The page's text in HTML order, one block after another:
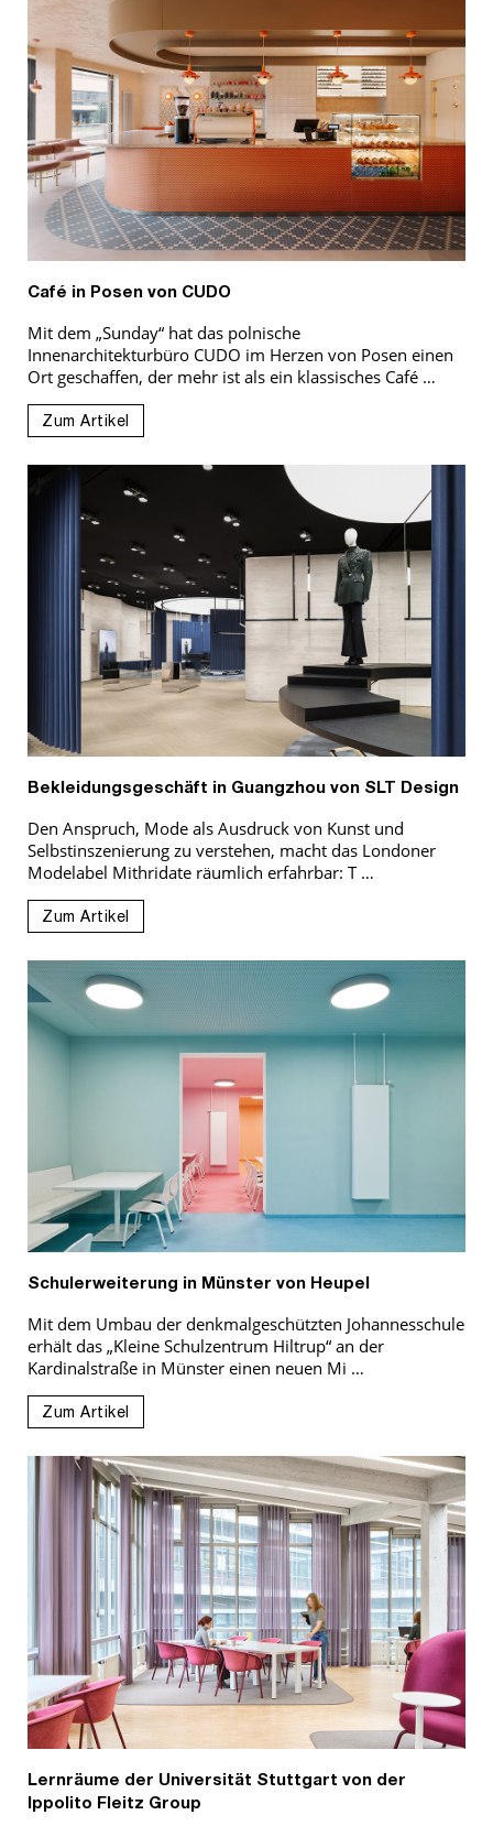
Café in Posen von CUDO
Mit dem „Sunday“ hat das polnische
Innenarchitekturbüro CUDO im Herzen von Posen einen
Ort geschaffen, der mehr ist als ein klassisches Café …
Zum Artikel
Bekleidungsgeschäft in Guangzhou von SLT Design
Den Anspruch, Mode als Ausdruck von Kunst und
Selbstinszenierung zu verstehen, macht das Londoner
Modelabel Mithridate räumlich erfahrbar: T …
Zum Artikel
Schulerweiterung in Münster von Heupel
Mit dem Umbau der denkmalgeschützten Johannesschule
erhält das „Kleine Schulzentrum Hiltrup“ an der
Kardinalstraße in Münster einen neuen Mi …
Zum Artikel
Lernräume der Universität Stuttgart von der
Ippolito Fleitz Group